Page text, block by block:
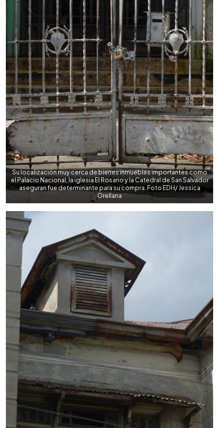
Su localización muy cerca de bienes inmuebles importantes como
el Palacio Nacional, la iglesia El Rosario y la Catedral de San Salvador
aseguran fue determinante para su compra. Foto EDH/ Jessica
Orellana